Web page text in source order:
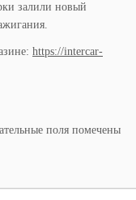
залили новый
https://intercar-
поля помечены